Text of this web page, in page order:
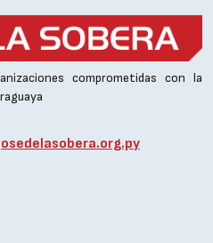
comprometidas con la